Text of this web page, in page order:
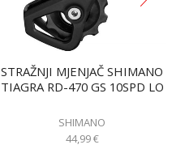
STRAŽNJI MJENJAČ SHIMANO
TIAGRA RD-470 GS 10SPD LO
SHIMANO
44,99€